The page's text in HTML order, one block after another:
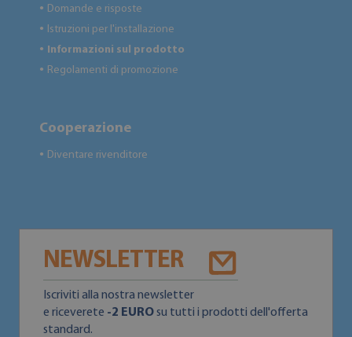
● Domande e risposte
● Istruzioni per l'installazione
● Informazioni sul prodotto
● Regolamenti di promozione
Cooperazione
● Diventare rivenditore
NEWSLETTER
Iscriviti alla nostra newsletter
e riceverete -2 EUROsu tutti i prodotti dell'offerta
standard.